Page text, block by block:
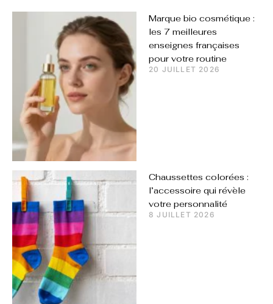
Marque bio cosmétique :
les 7 meilleures
enseignes françaises
pour votre routine
20 JUILLET 2026
Chaussettes colorées :
l’accessoire qui révèle
votre personnalité
8 JUILLET 2026